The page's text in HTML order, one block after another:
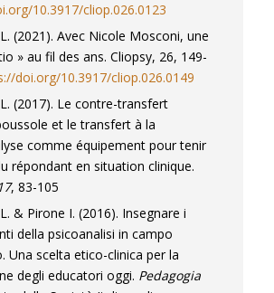
10.3917/cliop.026.0123
(2021). Avec Nicole Mosconi, une
» au fil des ans. Cliopsy, 26, 149-
doi.org/10.3917/cliop.026.0149
(2017). Le contre-transfert
et le transfert à la
comme équipement pour tenir
répondant en situation clinique.
, 83-105
& Pirone I. (2016). Insegnare i
della psicoanalisi in campo
Una scelta etico-clinica per la
degli educatori oggi. Pedagogia